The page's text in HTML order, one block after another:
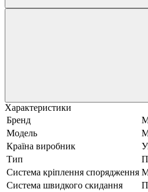
Характеристики
Бренд
Модель
Країна виробник
Тип
Система кріплення спорядження
Система швидкого скидання